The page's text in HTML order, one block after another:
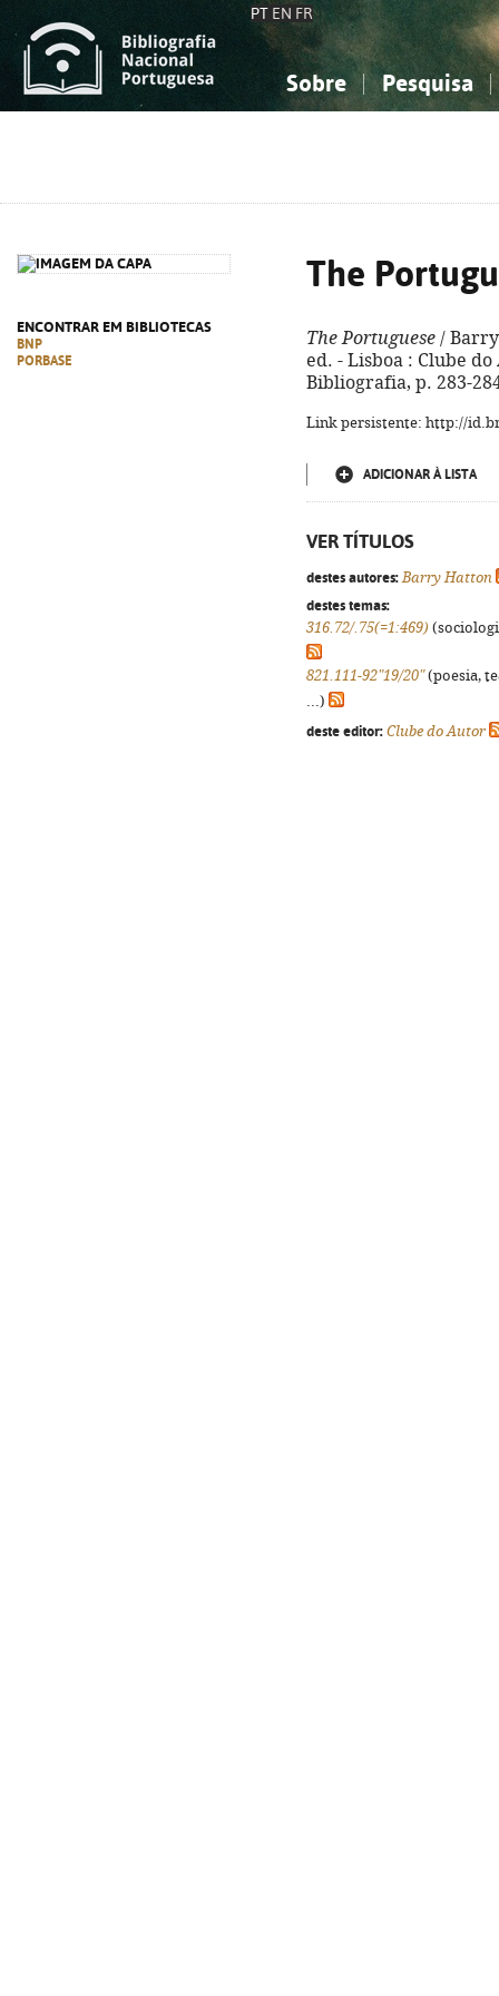
PT EN FR
Sobre Pesquisa
ENCONTRAR EM BIBLIOTECAS
BNP
PORBASE
The
The Portuguese /
ed. - Lisboa : Clube
Bibliografia, p. 283-
Link persistente: http://
ADICIONAR À LISTA
VER TÍTULOS
destes autores: Barry Hatton
destes temas:
316.72/.75(=1:469)
821.111-92"19/20"(poesia,
...)
deste editor: Clube do Autor